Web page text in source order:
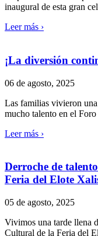
inaugural de esta gran
Leer más ›
¡La diversión
06 de agosto, 2025
Las familias vivieron
mucho talento en el
Leer más ›
Derroche de
Feria del Elote
05 de agosto, 2025
Vivimos una tarde llena
Cultural de la Feria del